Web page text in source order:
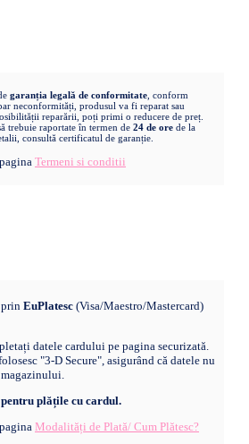
garanția legală de conformitate , conform
neconformități, produsul va fi reparat sau
reparării, poți primi o reducere de preț.
trebuie raportate în termen de 24 de ore de la
consultă certificatul de garanție.
Termeni si conditii
prin EuPlatesc (Visa/Maestro/Mastercard)
datele cardului pe pagina securizată.
"3-D Secure", asigurând că datele nu
pentru plățile cu cardul.
Modalități de Plată/ Cum Plătesc?